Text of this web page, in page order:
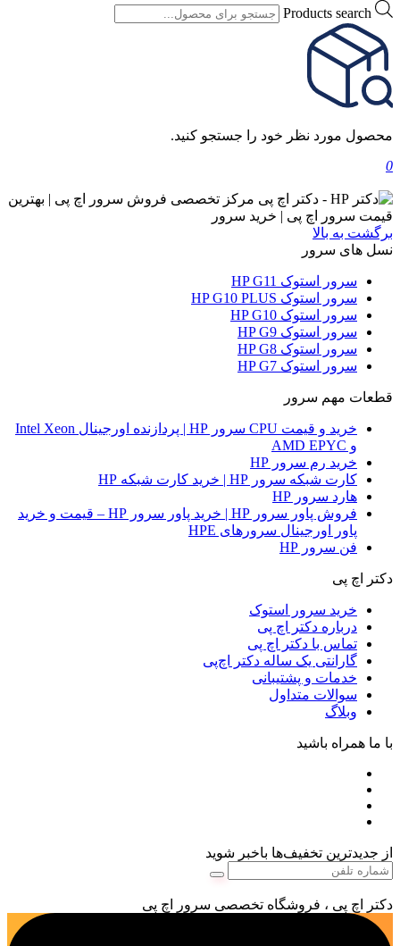
Products search
محصول مورد نظر خود را جستجو کنید.
0
برگشت به بالا
نسل های سرور
سرور استوک HP G11
سرور استوک HP G10 PLUS
سرور استوک HP G10
سرور استوک HP G9
سرور استوک HP G8
سرور استوک HP G7
قطعات مهم سرور
خرید و قیمت CPU سرور HP | پردازنده اورجینال Intel Xeon
و AMD EPYC
خرید رم سرور HP
کارت شبکه سرور HP | خرید کارت شبکه HP
هارد سرور HP
فروش پاور سرور HP | خرید پاور سرور HP – قیمت و خرید
پاور اورجینال سرورهای HPE
فن سرور HP
دکتر اچ پی
خرید سرور استوک
درباره دکتر اچ پی
تماس با دکتر اچ پی
گارانتی یک ساله دکتر اچ‌پی
خدمات و پشتیبانی
سوالات متداول
وبلاگ
با ما همراه باشید
از جدیدترین تخفیف‌ها باخبر شوید
دکتر اچ پی ، فروشگاه تخصصی سرور اچ پی